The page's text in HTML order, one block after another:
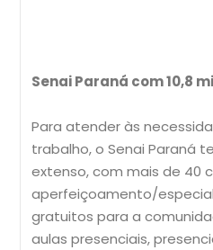
Senai Paraná com 10,8
Para atender às
trabalho, o Senai Paraná
extenso, com mais de 40
aperfeiçoamento/
gratuitos para a
aulas presenciais,